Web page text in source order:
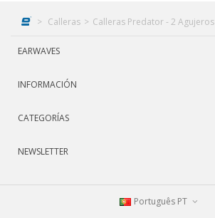
> Calleras > Calleras Predator - 2 Agujeros
EARWAVES
INFORMACIÓN
CATEGORÍAS
NEWSLETTER
Português PT